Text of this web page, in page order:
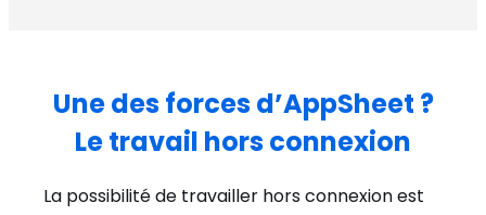
Une des forces d’AppSheet ?
Le travail hors connexion
La possibilité de travailler hors connexion est